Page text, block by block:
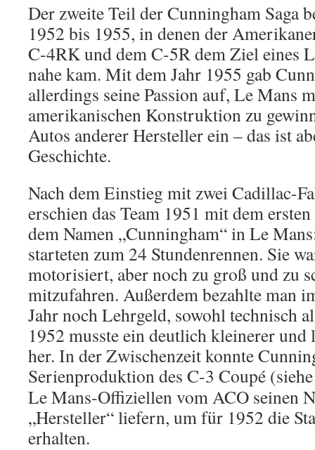
Der zweite Teil der Cunningham Saga
1952 bis 1955, in denen der
C-4RK und dem C-5R dem Ziel eines
nahe kam. Mit dem Jahr 1955 gab
allerdings seine Passion auf, Le Mans
amerikanischen Konstruktion zu
Autos anderer Hersteller ein – das ist
Geschichte.
Nach dem Einstieg mit zwei Cadillac-
erschien das Team 1951 mit dem
dem Namen „Cunningham“ in Le
starteten zum 24 Stundenrennen. Sie
motorisiert, aber noch zu groß und zu
mitzufahren. Außerdem bezahlte man
Jahr noch Lehrgeld, sowohl technisch
1952 musste ein deutlich kleinerer
her. In der Zwischenzeit konnte
Serienproduktion des C-3 Coupé
Le Mans-Offiziellen vom ACO seinen
„Hersteller“ liefern, um für 1952 die
erhalten.